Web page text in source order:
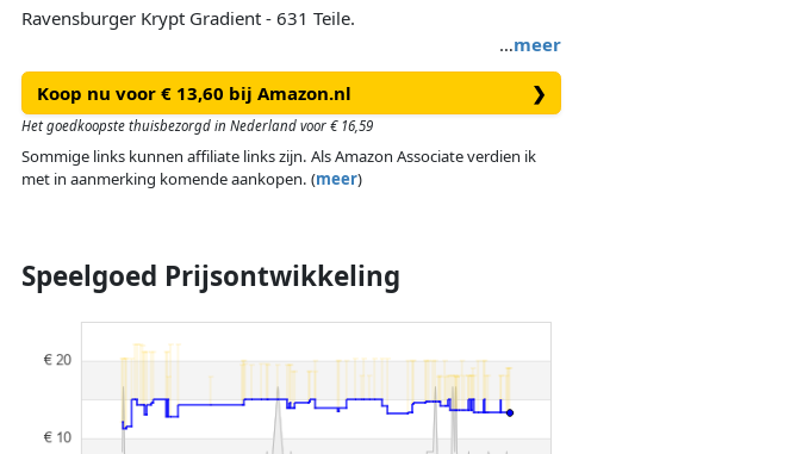
…meer
Ravensburger Krypt Gradient - 631 Teile.
Koop nu voor € 13,60 bij Amazon.nl ❯
Het goedkoopste thuisbezorgd in Nederland voor € 16,59
Sommige links kunnen affiliate links zijn. Als Amazon Associate verdien ik
met in aanmerking komende aankopen. (meer)
Speelgoed Prijsontwikkeling